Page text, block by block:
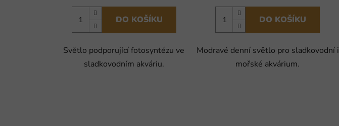
DO KOŠÍKU
Světlo podporující fotosyntézu ve
sladkovodním akváriu.
DO KOŠÍKU
Modravé denní světlo pro sladkovodní i
mořské akvárium.